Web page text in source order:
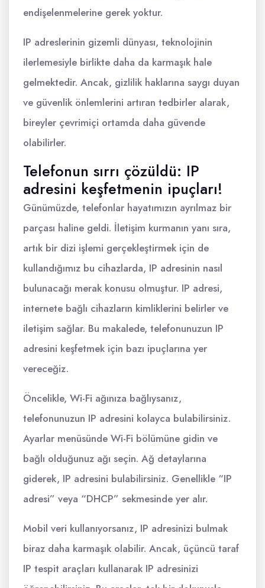
endişelenmelerine gerek yoktur.
IP adreslerinin gizemli dünyası, teknolojinin
ilerlemesiyle birlikte daha da karmaşık hale
gelmektedir. Ancak, gizlilik haklarına saygı duyan
ve güvenlik önlemlerini artıran tedbirler alarak,
bireyler çevrimiçi ortamda daha güvende
olabilirler.
Telefonun sırrı çözüldü: IP
adresini keşfetmenin ipuçları!
Günümüzde, telefonlar hayatımızın ayrılmaz bir
parçası haline geldi. İletişim kurmanın yanı sıra,
artık bir dizi işlemi gerçekleştirmek için de
kullandığımız bu cihazlarda, IP adresinin nasıl
bulunacağı merak konusu olmuştur. IP adresi,
internete bağlı cihazların kimliklerini belirler ve
iletişim sağlar. Bu makalede, telefonunuzun IP
adresini keşfetmek için bazı ipuçlarına yer
vereceğiz.
Öncelikle, Wi-Fi ağınıza bağlıysanız,
telefonunuzun IP adresini kolayca bulabilirsiniz.
Ayarlar menüsünde Wi-Fi bölümüne gidin ve
bağlı olduğunuz ağı seçin. Ağ detaylarına
giderek, IP adresini bulabilirsiniz. Genellikle “IP
adresi” veya “DHCP” sekmesinde yer alır.
Mobil veri kullanıyorsanız, IP adresinizi bulmak
biraz daha karmaşık olabilir. Ancak, üçüncü taraf
IP tespit araçları kullanarak IP adresinizi